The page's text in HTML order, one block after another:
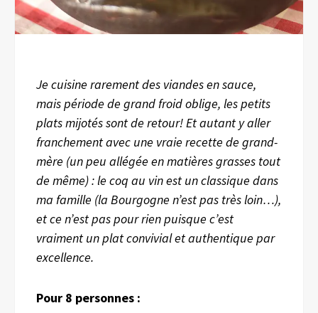
Je cuisine rarement des viandes en sauce,
mais période de grand froid oblige, les petits
plats mijotés sont de retour! Et autant y aller
franchement avec une vraie recette de grand-
mère (un peu allégée en matières grasses tout
de même) : le coq au vin est un classique dans
ma famille (la Bourgogne n’est pas très loin…),
et ce n’est pas pour rien puisque c’est
vraiment un plat convivial et authentique par
excellence.
Pour 8 personnes :